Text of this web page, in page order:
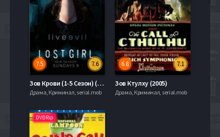
7.6
7.5
Зов Крови (1-5 Сезон) (2010-2015)
Драма, Криминал, serial.mob
7.1
6.8
Зов Ктулху (2005)
Драма, Криминал, serial.mob
DVDRip